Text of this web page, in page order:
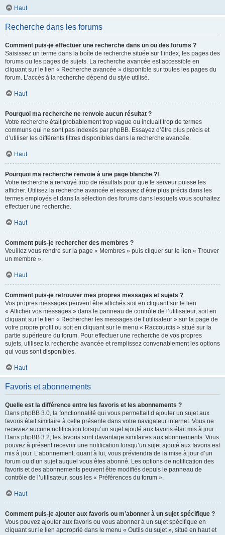
Haut
Recherche dans les forums
Comment puis-je effectuer une recherche dans un ou des forums ?
Saisissez un terme dans la boîte de recherche située sur l’index, les pages des
forums ou les pages de sujets. La recherche avancée est accessible en
cliquant sur le lien « Recherche avancée » disponible sur toutes les pages du
forum. L’accès à la recherche dépend du style utilisé.
Haut
Pourquoi ma recherche ne renvoie aucun résultat ?
Votre recherche était probablement trop vague ou incluait trop de termes
communs qui ne sont pas indexés par phpBB. Essayez d’être plus précis et
d’utiliser les différents filtres disponibles dans la recherche avancée.
Haut
Pourquoi ma recherche renvoie à une page blanche ?!
Votre recherche a renvoyé trop de résultats pour que le serveur puisse les
afficher. Utilisez la recherche avancée et essayez d’être plus précis dans les
termes employés et dans la sélection des forums dans lesquels vous souhaitez
effectuer une recherche.
Haut
Comment puis-je rechercher des membres ?
Veuillez vous rendre sur la page « Membres » puis cliquer sur le lien « Trouver
un membre ».
Haut
Comment puis-je retrouver mes propres messages et sujets ?
Vos propres messages peuvent être affichés soit en cliquant sur le lien
« Afficher vos messages » dans le panneau de contrôle de l’utilisateur, soit en
cliquant sur le lien « Rechercher les messages de l’utilisateur » sur la page de
votre propre profil ou soit en cliquant sur le menu « Raccourcis » situé sur la
partie supérieure du forum. Pour effectuer une recherche de vos propres
sujets, utilisez la recherche avancée et remplissez convenablement les options
qui vous sont disponibles.
Haut
Favoris et abonnements
Quelle est la différence entre les favoris et les abonnements ?
Dans phpBB 3.0, la fonctionnalité qui vous permettait d’ajouter un sujet aux
favoris était similaire à celle présente dans votre navigateur internet. Vous ne
receviez aucune notification lorsqu’un sujet ajouté aux favoris était mis à jour.
Dans phpBB 3.2, les favoris sont davantage similaires aux abonnements. Vous
pouvez à présent recevoir une notification lorsqu’un sujet ajouté aux favoris est
mis à jour. L’abonnement, quant à lui, vous préviendra de la mise à jour d’un
forum ou d’un sujet auquel vous êtes abonné. Les options de notification des
favoris et des abonnements peuvent être modifiés depuis le panneau de
contrôle de l’utilisateur, sous les « Préférences du forum ».
Haut
Comment puis-je ajouter aux favoris ou m’abonner à un sujet spécifique ?
Vous pouvez ajouter aux favoris ou vous abonner à un sujet spécifique en
cliquant sur le lien approprié dans le menu « Outils du sujet », situé en haut et